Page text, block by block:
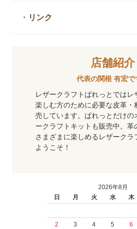
・ リンク
店舗紹介
代表の関根 有宏で
レザークラフトぱれっとではレ
楽しむ方のために必要な皮革・
売しています。ぱれっとだけの
ークラフトキットも販売中。革
さまざまに楽しめるレザークラ
ようこそ！
2026年8月
日
月 火 水 木
2
3 4 5 6